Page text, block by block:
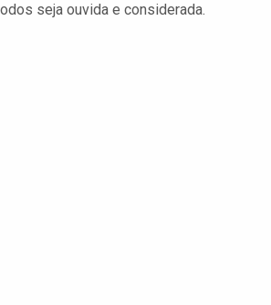
seja ouvida e considerada.